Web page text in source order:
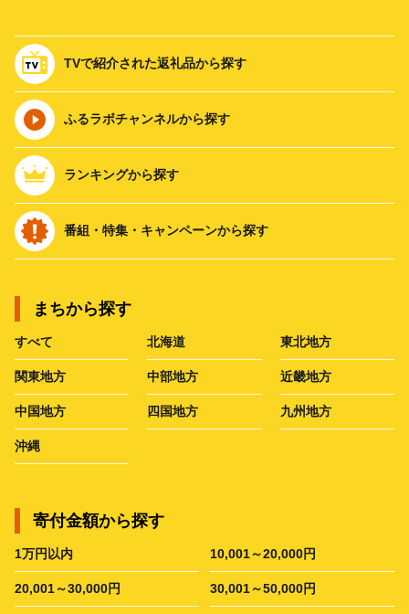
TVで紹介された返礼品から探す
ふるラボチャンネルから探す
ランキングから探す
番組・特集・キャンペーンから探す
まちから探す
すべて 北海道 東北地方
関東地方 中部地方 近畿地方
中国地方 四国地方 九州地方
沖縄
寄付金額から探す
1万円以内 10,001～20,000円
20,001～30,000円 30,001～50,000円